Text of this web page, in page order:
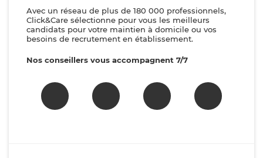
Avec un réseau de plus de 180 000 professionnels,
Click&Care sélectionne pour vous les meilleurs
candidats pour votre maintien à domicile ou vos
besoins de recrutement en établissement.
Nos conseillers vous accompagnent 7/7